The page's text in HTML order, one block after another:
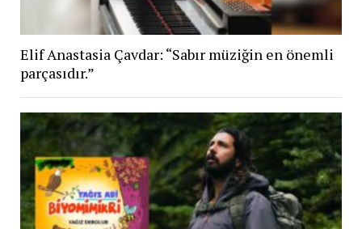
Elif Anastasia Çavdar: “Sabır müziğin en önemli
parçasıdır.”